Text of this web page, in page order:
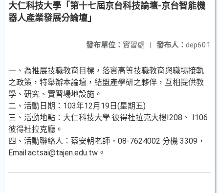
大仁科技大學「第十七屆京台科技論壇-京台智能機
器人產業發展分論壇」
發布人： dep601
發布單位： 實習處 |
一、為推展技職教育目標，落實高等技職教育與職場接軌
之政策，特舉辦本論壇，結盟產學研之夥伴，互相提供教
學、研究、實習場地設施。
二、活動日期：103年12月19日(星期五)
三、活動地點：大仁科技大學 彼得杜拉克大樓I208、 I106
彼得杜拉克廳。
四、活動聯絡人：蔡安朝老師，08-7624002 分機 3309，
Email:actsai@tajen.edu.tw。